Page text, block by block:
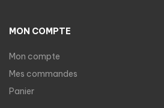
MON COMPTE
Mon compte
Mes commandes
Panier